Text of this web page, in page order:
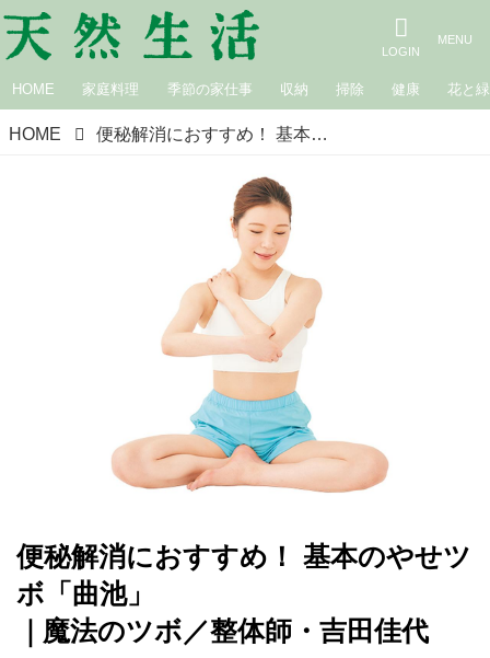
HOME 家庭料理 季節の家仕事 収納 掃除 健康 花と緑
HOME 便秘解消におすすめ！ 基本のやせツボ「曲池」 ｜魔法のツボ／整体師・吉田佳代
便秘解消におすすめ！ 基本のやせツ
ボ「曲池」
｜魔法のツボ／整体師・吉田佳代